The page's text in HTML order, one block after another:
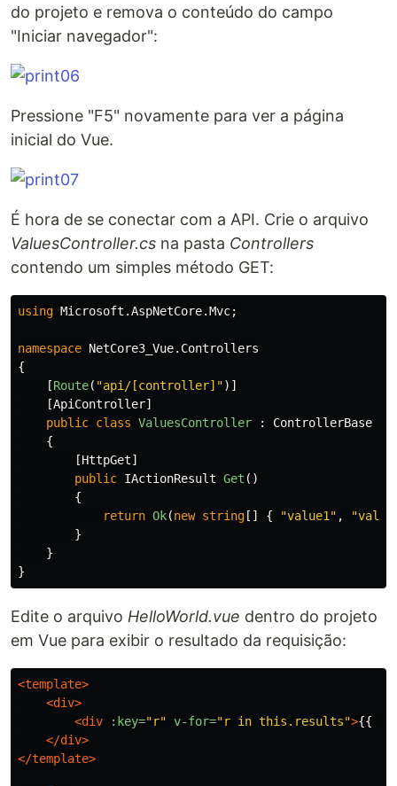
do projeto e remova o conteúdo do campo
"Iniciar navegador":
Pressione "F5" novamente para ver a página
inicial do Vue.
É hora de se conectar com a API. Crie o arquivo
ValuesController.cs na pasta Controllers
contendo um simples método GET:
using Microsoft.AspNetCore.Mvc;
namespace NetCore3_Vue.Controllers
{
[Route( "api/[controller]")]
[ApiController]
public class ValuesController :
ControllerBase
{
[HttpGet]
public IActionResult Get ()
{
return Ok(new string [] { "value1" ,
}
}
}
Edite o arquivo HelloWorld.vue dentro do projeto
em Vue para exibir o resultado da requisição:
<template>
<div>
<div
:key="r" v-for="r in this.results">{{ r
</div>
</template>